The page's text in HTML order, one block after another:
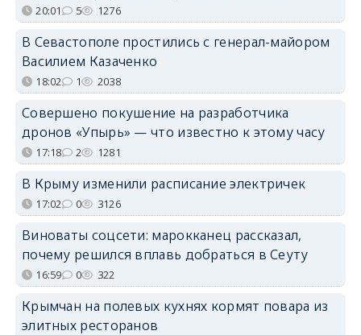
20:01 5 1276
В Севастополе простились с генерал-майором
Василием Казаченко
18:02 1 2038
Совершено покушение на разработчика
дронов «Упырь» — что известно к этому часу
17:18 2 1281
В Крыму изменили расписание электричек
17:02 0 3126
Виноваты соцсети: марокканец рассказал,
почему решился вплавь добраться в Сеуту
16:59 0 322
Крымчан на полевых кухнях кормят повара из
элитных ресторанов